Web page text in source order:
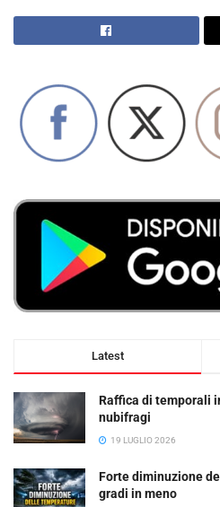
Latest
Raffica di temporali
nubifragi
19 LUGLIO 2026
Forte diminuzione
gradi in meno